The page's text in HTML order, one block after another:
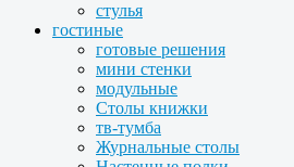
стулья
гостиные
готовые решения
мини стенки
модульные
Столы книжки
тв-тумба
Журнальные столы